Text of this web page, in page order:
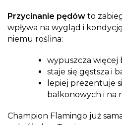
Przycinanie pędów to
wpływa na wygląd i
niemu roślina:
wypuszcza więcej
staje się gęstsza i
lepiej prezentuje
balkonowych i na
Champion Flamingo już